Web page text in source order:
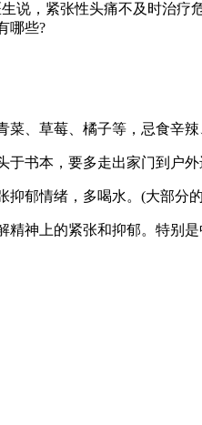
，紧张性头痛不及时治疗
哪些?
、草莓、橘子等，忌食辛辣
本，要多走出家门到户外
情绪，多喝水。(大部分的
神上的紧张和抑郁。特别是